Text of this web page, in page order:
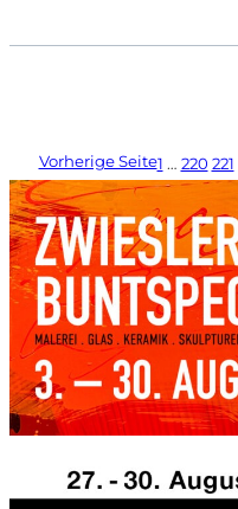
Vorherige Seite1 … 220 221